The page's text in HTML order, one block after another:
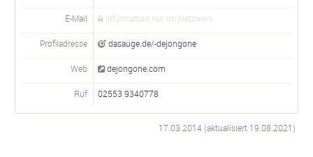
E-Mail Information nur im Netzwerk
Profiladresse dasauge.de/-dejongone
Web dejongone.com
Ruf 02553 9340778
17.03.2014 (aktualisiert 19.08.2021)